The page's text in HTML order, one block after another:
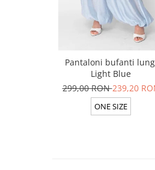
Pantaloni bufanti
Light Blue
299,00 RON239,20
ONE SIZE